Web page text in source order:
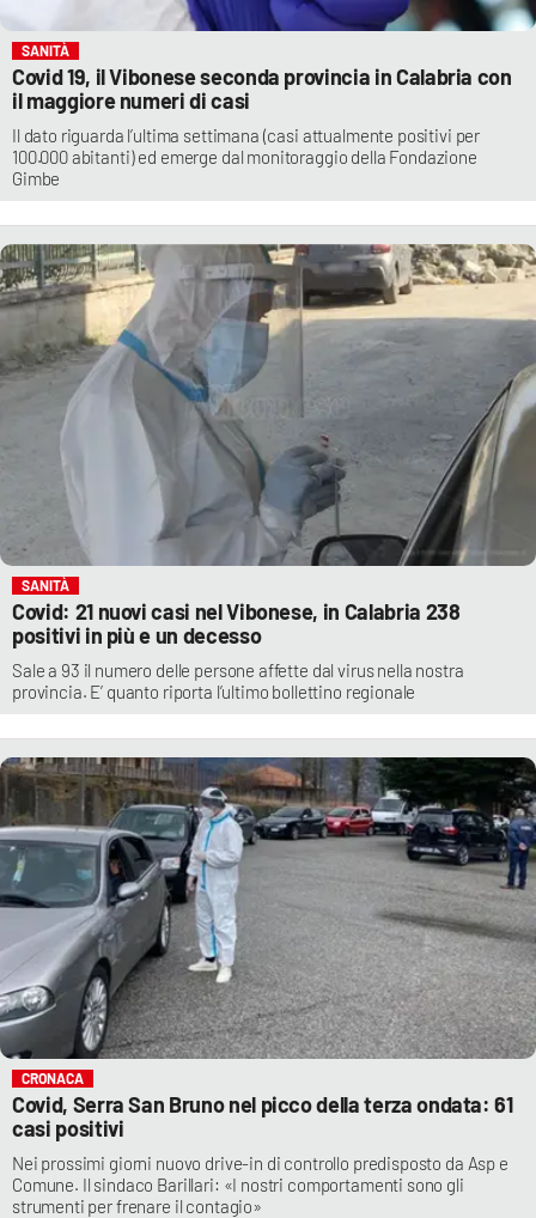
SANITÀ
Covid 19, il Vibonese seconda provincia in Calabria con
il maggiore numeri di casi
Il dato riguarda l’ultima settimana (casi attualmente positivi per
100.000 abitanti) ed emerge dal monitoraggio della Fondazione
Gimbe
SANITÀ
Covid: 21 nuovi casi nel Vibonese, in Calabria 238
positivi in più e un decesso
Sale a 93 il numero delle persone affette dal virus nella nostra
provincia. E’ quanto riporta l’ultimo bollettino regionale
CRONACA
Covid, Serra San Bruno nel picco della terza ondata: 61
casi positivi
Nei prossimi giorni nuovo drive-in di controllo predisposto da Asp e
Comune. Il sindaco Barillari: «I nostri comportamenti sono gli
strumenti per frenare il contagio»